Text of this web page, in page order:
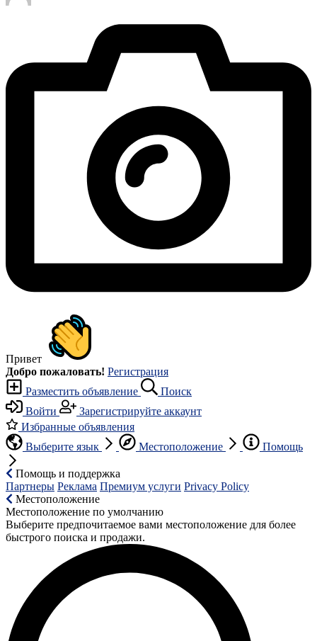
Привет
Добро пожаловать! Регистрация
Разместить объявление
Поиск
Войти
Зарегистрируйте аккаунт
Избранные объявления
Выберите язык
Местоположение Помощь
Помощь и поддержка
Партнеры Реклама Премиум услуги Privacy Policy
Местоположение
Местоположение по умолчанию
Выберите предпочитаемое вами местоположение для более
быстрого поиска и продажи.